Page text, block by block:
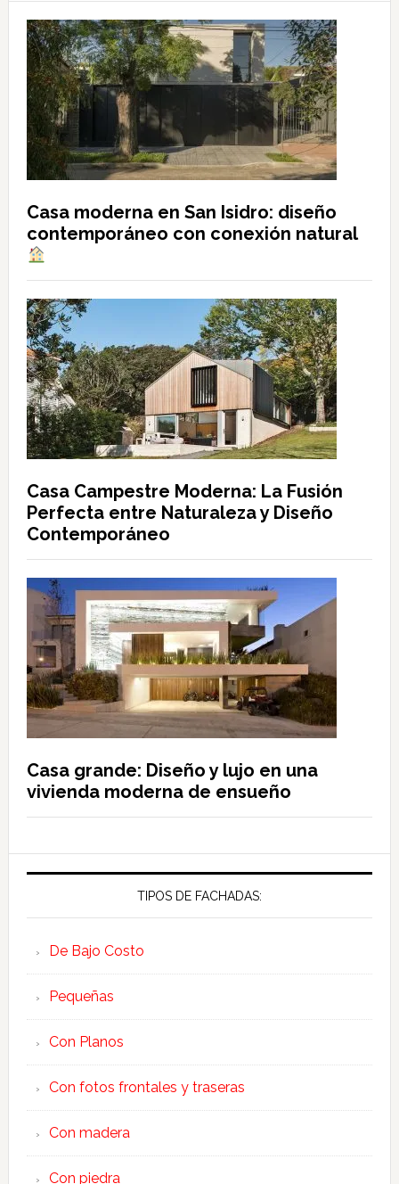
Casa moderna en San Isidro: diseño
contemporáneo con conexión natural
Casa Campestre Moderna: La Fusión
Perfecta entre Naturaleza y Diseño
Contemporáneo
Casa grande: Diseño y lujo en una
vivienda moderna de ensueño
TIPOS DE FACHADAS:
De Bajo Costo
Pequeñas
Con Planos
Con fotos frontales y traseras
Con madera
Con piedra